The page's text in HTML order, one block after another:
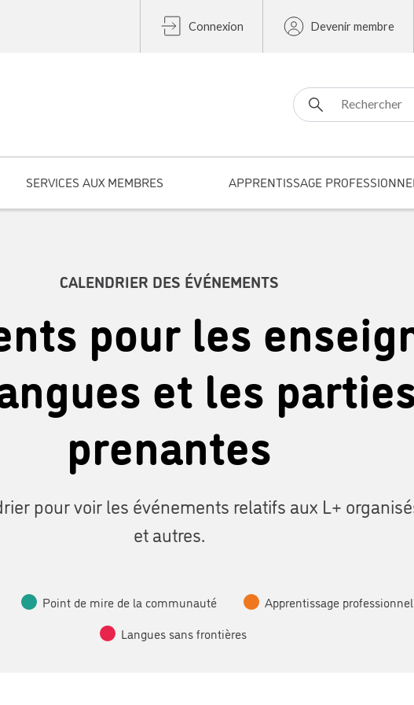
Connexion Devenir membre
Search for:
SERVICES AUX MEMBRES APPRENTISSAGE
CALENDRIER DES ÉVÉNEMENTS
pour les
et les
prenantes
pour voir les événements relatifs aux L+
et autres.
Point de mire de la communauté Apprentissage professionnel
Langues sans frontières